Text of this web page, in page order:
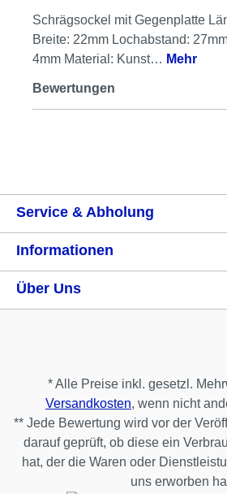
Schrägsockel mit Gegenplatte
Breite: 22mm Lochabstand:
4mm Material: Kunst… Mehr
Bewertungen
Service & Abholung
Informationen
Über Uns
* Alle Preise inkl. gesetzl.
Versandkosten, wenn nicht
** Jede Bewertung wird vor der
darauf geprüft, ob diese ein
hat, der die Waren oder
uns erworben